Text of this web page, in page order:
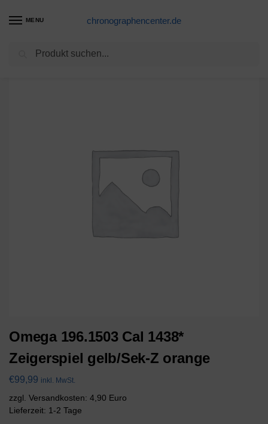
MENU chronographencenter.de
Gehäuseteile Schweiz
Omega 196.1503 Cal 1438*
Zeigerspiel gelb/Sek-Z orange
€99,99 inkl. MwSt.
zzgl. Versandkosten: 4,90 Euro
Lieferzeit: 1-2 Tage